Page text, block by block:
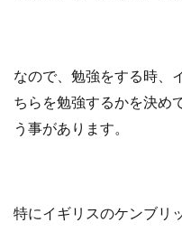
なので、勉強をする時、
ちらを勉強するかを決め
う事があります。
特にイギリスのケンブリ